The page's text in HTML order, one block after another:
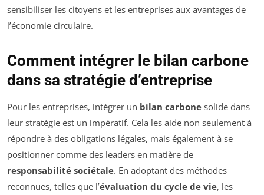
sensibiliser les citoyens et les entreprises aux avantages de
l’économie circulaire.
Comment intégrer le bilan carbone
dans sa stratégie d’entreprise
Pour les entreprises, intégrer un bilan carbone solide dans
leur stratégie est un impératif. Cela les aide non seulement à
répondre à des obligations légales, mais également à se
positionner comme des leaders en matière de
responsabilité sociétale. En adoptant des méthodes
reconnues, telles que l’évaluation du cycle de vie, les